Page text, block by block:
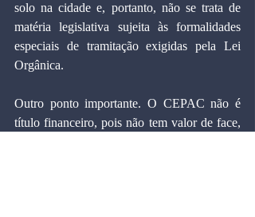
solo na cidade e, portanto, não se trata de
matéria legislativa sujeita às formalidades
especiais de tramitação exigidas pela Lei
Orgânica.
Outro ponto importante. O CEPAC não é
título financeiro, pois não tem valor de face,